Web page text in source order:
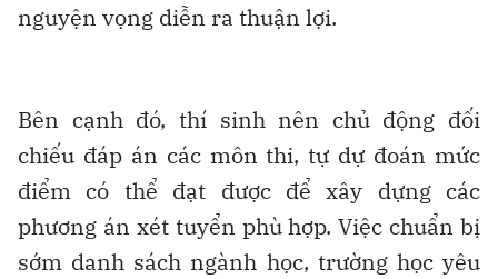
nguyện vọng diễn ra thuận lợi.
Bên cạnh đó, thí sinh nên chủ động đối
chiếu đáp án các môn thi, tự dự đoán mức
điểm có thể đạt được để xây dựng các
phương án xét tuyển phù hợp. Việc chuẩn bị
sớm danh sách ngành học, trường học yêu